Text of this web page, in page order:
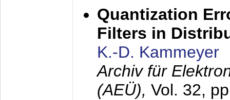
Quantization
Filters in
K.-D. Kammeyer
Archiv für
(AEÜ), Vol. 32,